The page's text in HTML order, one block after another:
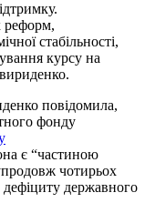
реформ,
стабільності,
курсу на
повідомила,
фонду
є “частиною
чотирьох
дефіциту державного